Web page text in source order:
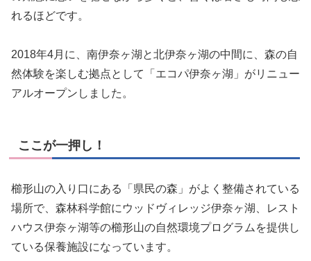
れるほどです。
2018年4月に、南伊奈ヶ湖と北伊奈ヶ湖の中間に、森の自
然体験を楽しむ拠点として「エコパ伊奈ヶ湖」がリニュー
アルオープンしました。
ここが一押し！
櫛形山の入り口にある「県民の森」がよく整備されている
場所で、森林科学館にウッドヴィレッジ伊奈ヶ湖、レスト
ハウス伊奈ヶ湖等の櫛形山の自然環境プログラムを提供し
ている保養施設になっています。